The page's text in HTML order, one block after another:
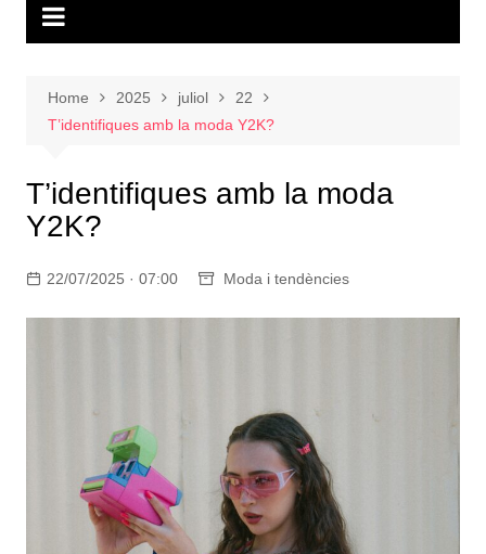
Home 2025 juliol
22
T’identifiques amb la moda Y2K?
T’identifiques amb la moda
Y2K?
22/07/2025 · 07:00 Moda i tendències